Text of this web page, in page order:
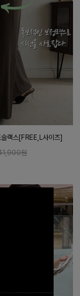
랙스[FREE,L사이즈]
원